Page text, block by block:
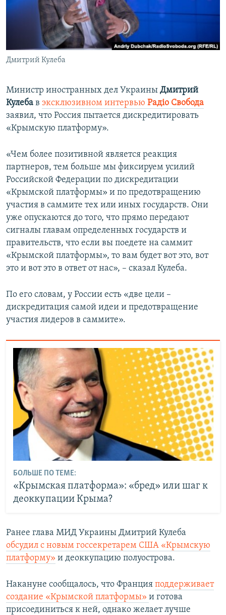
ПОБЕДИТЕЛЕЙ НЕ СУДЯТ?
КРЫМ.НЕПОКОРЕННЫЙ
УКРАИНСКАЯ ПРОБЛЕМА КРЫМА
ПРИСОЕДИНЯЙТЕСЬ!
Дмитрий Кулеба
Министр иностранных дел Украины Дмитрий
Кулеба в эксклюзивном интервью Радіо Свобода
заявил, что Россия пытается дискредитировать
«Крымскую платформу».
«Чем более позитивной является реакция
партнеров, тем больше мы фиксируем усилий
Российской Федерации по дискредитации
«Крымской платформы» и по предотвращению
участия в саммите тех или иных государств. Они
уже опускаются до того, что прямо передают
сигналы главам определенных государств и
правительств, что если вы поедете на саммит
«Крымской платформы», то вам будет вот это, вот
это и вот это в ответ от нас», – сказал Кулеба.
По его словам, у России есть «две цели –
дискредитация самой идеи и предотвращение
участия лидеров в саммите».
БОЛЬШЕ ПО ТЕМЕ:
«Крымская платформа»: «бред» или шаг к
деоккупации Крыма?
Ранее глава МИД Украины Дмитрий Кулеба
обсудил с новым госсекретарем США «Крымскую
платформу» и деоккупацию полуострова.
Накануне сообщалось, что Франция поддерживает
создание «Крымской платформы» и готова
присоединиться к ней, однако желает лучше